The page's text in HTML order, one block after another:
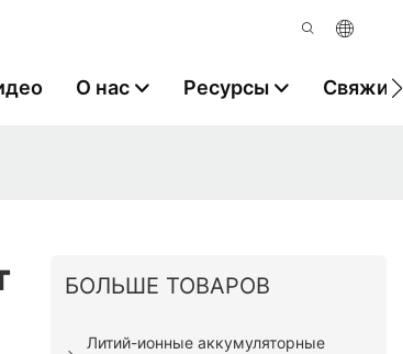
О нас Ресурсы
БОЛЬШЕ ТОВАРОВ
Литий-ионные аккумуляторные